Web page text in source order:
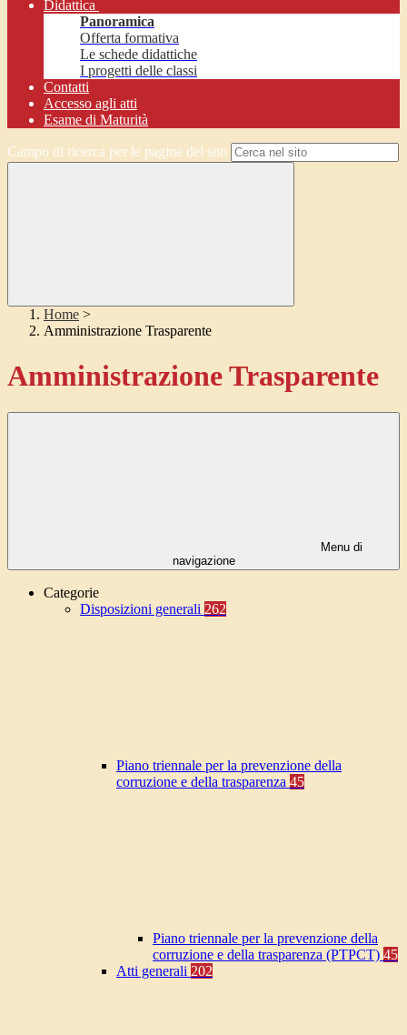
Didattica
Panoramica
Offerta formativa
Le schede didattiche
I progetti delle classi
Contatti
Accesso agli atti
Esame di Maturità
Campo di ricerca per le pagine del sito
Home >
Amministrazione Trasparente
Amministrazione Trasparente
Menu di
navigazione
Categorie
Disposizioni generali 262
Piano triennale per la prevenzione della
corruzione e della trasparenza 45
Piano triennale per la prevenzione della
corruzione e della trasparenza (PTPCT) 45
Atti generali 202